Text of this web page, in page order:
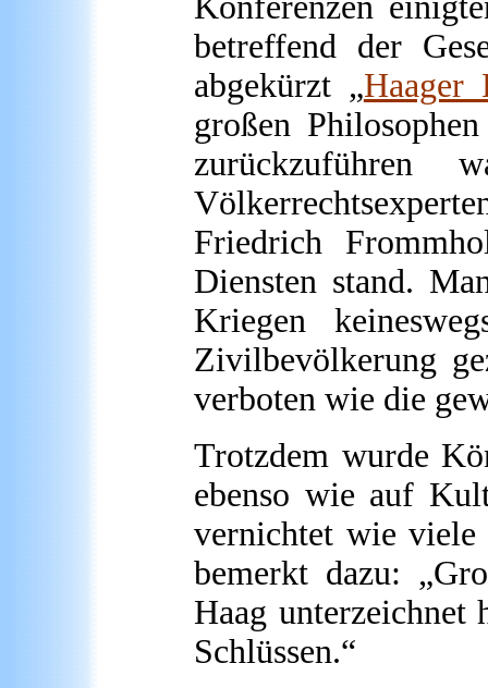
betreffend der
abgekürzt „Haager
großen
zurückzuführen
Friedrich
Diensten stand.
Kriegen
Zivilbevölkerung
verboten wie die
Trotzdem wurde
ebenso wie auf
vernichtet wie viele
bemerkt dazu:
Haag
Schlüssen.“